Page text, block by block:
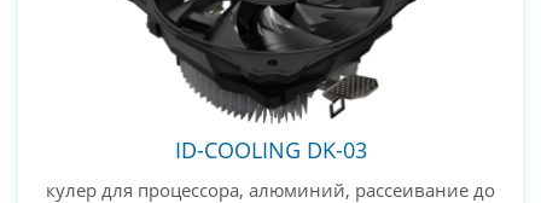
ID-COOLING DK-03
кулер для процессора, алюминий, рассеивание до